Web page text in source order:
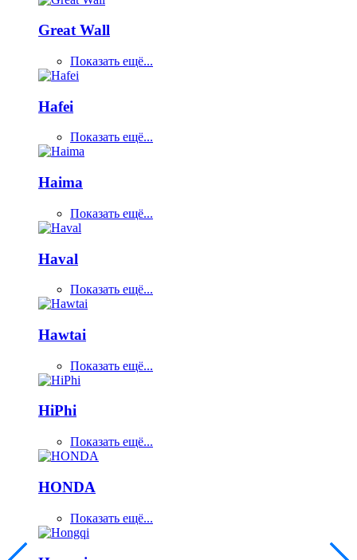
Great Wall
Показать ещё...
Hafei
Показать ещё...
Haima
Показать ещё...
Haval
Показать ещё...
Hawtai
Показать ещё...
HiPhi
Показать ещё...
HONDA
Показать ещё...